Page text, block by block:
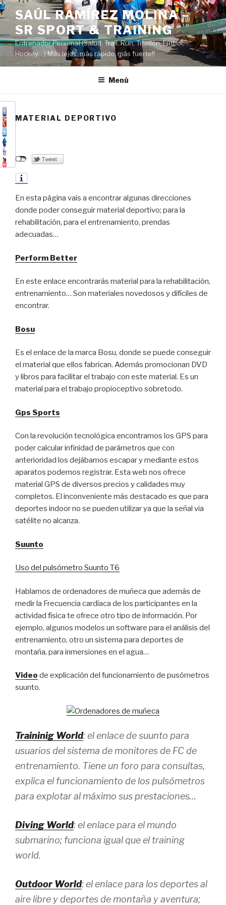
Saltar
al
contenido
SAÚL RAMÍREZ MOLINA –
SR SPORT & TRAINING
Entrenador Personal (Salud, Trail, Run, Triatlón, Fútbol,
Hockey…) Más lejos, más rápido, más fuerte!!
Menú
MATERIAL DEPORTIVO
En esta página vais a encontrar algunas direcciones
donde poder conseguir material deportivo; para la
rehabilitación, para el entrenamiento, prendas
adecuadas…
Perform Better
En este enlace encontrarás material para la rehabilitación,
entrenamiento… Son materiales novedosos y difíciles de
encontrar.
Bosu
Es el enlace de la marca Bosu, donde se puede conseguir
el material que ellos fabrican. Además promocionan DVD
y libros para facilitar el trabajo con este material. Es un
material para el trabajo propioceptivo sobretodo.
Gps Sports
Con la revolución tecnológica encontramos los GPS para
poder calcular infinidad de parámetros que con
anterioridad los dejábamos escapar y mediante estos
aparatos podemos registrar. Esta web nos ofrece
material GPS de diversos precios y calidades muy
completos. El inconveniente más destacado es que para
deportes indoor no se pueden utilizar ya que la señal via
satélite no alcanza.
Suunto
Uso del pulsómetro Suunto T6
Hablamos de ordenadores de muñeca que además de
medir la Frecuencia cardíaca de los participantes en la
actividad física te ofrece otro tipo de información. Por
ejemplo, algunos modelos un software para el análisis del
entrenamiento, otro un sistema para deportes de
montaña, para inmersiones en el agua…
Video de explicación del funcionamiento de pusómetros
suunto.
Traininig World: el enlace de suunto para
usuarios del sistema de monitores de FC de
entrenamiento. Tiene un foro para consultas,
explica el funcionamiento de los pulsómetros
para explotar al máximo sus prestaciones…
Diving World: el enlace para el mundo
submarino; funciona igual que el training
world.
Outdoor World: el enlace para los deportes al
aire libre y deportes de montaña y aventura;